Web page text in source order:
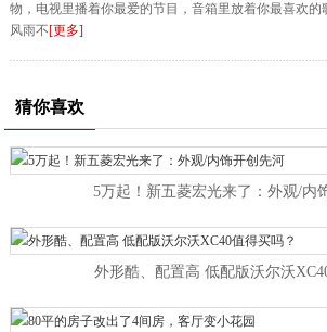
物，电视里播着你最爱的节目，音箱里放着你最喜欢的
风雨不[更多]
猜你喜欢
5万起！新五菱宏光来了：外观/内
外形酷、配置高 低配版沃尔沃